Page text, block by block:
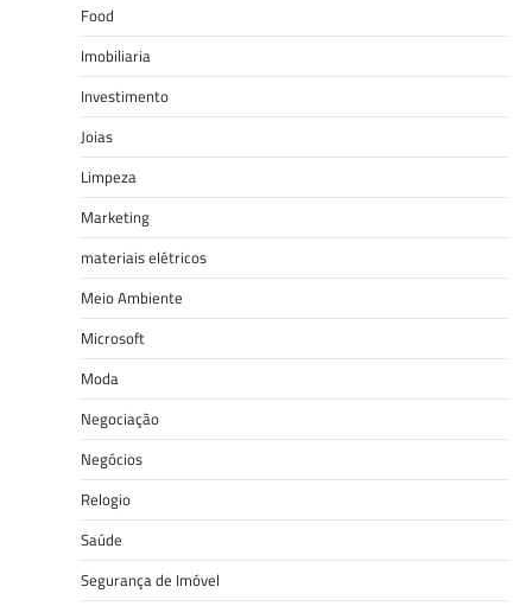
Food
Imobiliaria
Investimento
Joias
Limpeza
Marketing
materiais elétricos
Meio Ambiente
Microsoft
Moda
Negociação
Negócios
Relogio
Saúde
Segurança de Imóvel